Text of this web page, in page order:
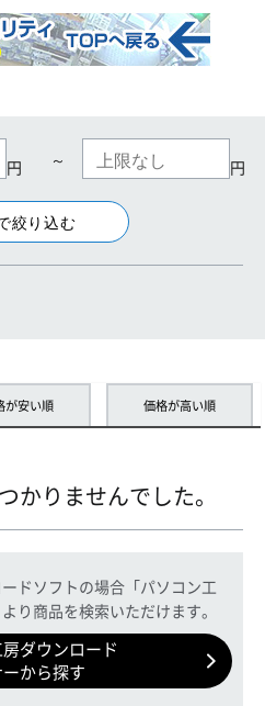
円 ～ 円
が安い順 価格が高い順
かりませんでした。
ドソフトの場合「パソコン工
り商品を検索いただけます。
ダウンロード
から探す